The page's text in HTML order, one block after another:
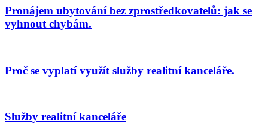
Pronájem ubytování bez zprostředkovatelů: jak se
vyhnout chybám.
Proč se vyplatí využít služby realitní kanceláře.
Služby realitní kanceláře